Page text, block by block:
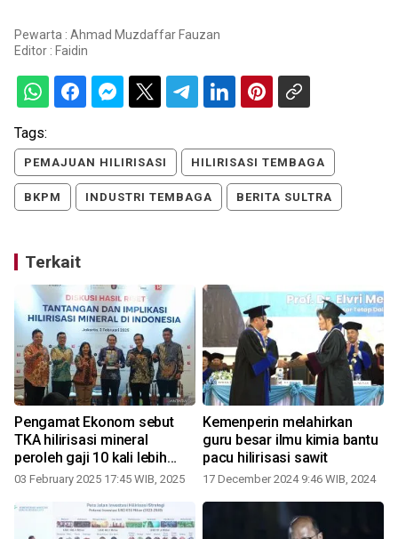
Pewarta : Ahmad Muzdaffar Fauzan
Editor : Faidin
Tags:
PEMAJUAN HILIRISASI HILIRISASI TEMBAGA
BKPM INDUSTRI TEMBAGA BERITA SULTRA
Terkait
Pengamat Ekonom sebut
TKA hilirisasi mineral
peroleh gaji 10 kali lebih
tinggi
03 February 2025 17:45 WIB, 2025
Kemenperin melahirkan
guru besar ilmu kimia bantu
pacu hilirisasi sawit
17 December 2024 9:46 WIB, 2024